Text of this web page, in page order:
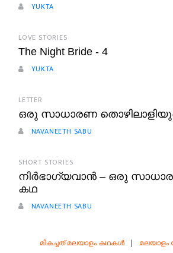
YUKTA
LOVE STORIES
The Night Bride - 4
YUKTA
LETTER
ഒരു സാധാരണ
NAVANEETH SABU
SHORT STORIES
നിർഭാഗ്യവാൻ – ഒരു
കഥ
NAVANEETH SABU
മികച്ചത് മലയാളം കഥകൾ |